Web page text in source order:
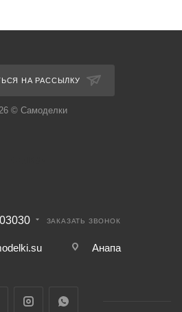
НА РАССЫЛКУ
© Самоделки
ЗАКАЗАТЬ ЗВОНОК
Анапа